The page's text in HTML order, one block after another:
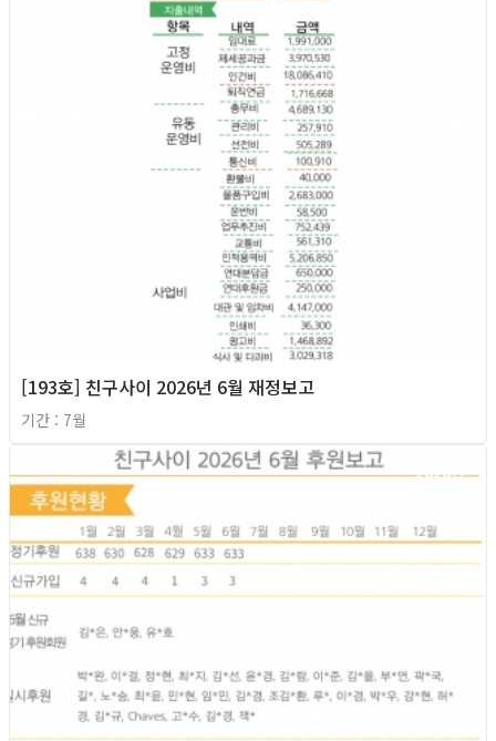
[193호] 친구사이 2026년 6월 재정보고
기간 : 7월
2026년